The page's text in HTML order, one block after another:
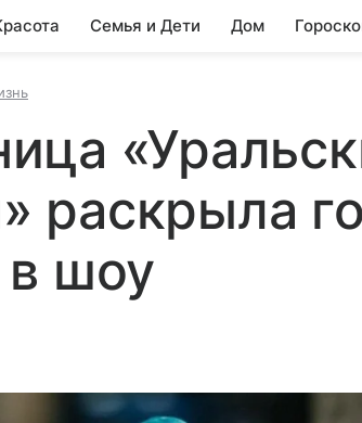
Семья и Дети Дом
раскрыла
в шоу